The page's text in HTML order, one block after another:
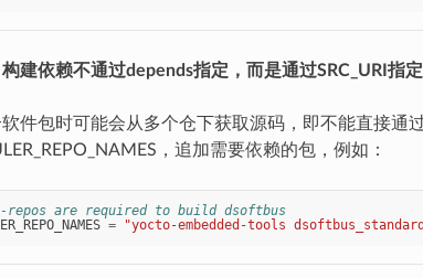
建依赖不通过depends指定，而是通过SRC_URI指定
件包时可能会从多个仓下获取源码，即不能直接通
，追加需要依赖的包，例如：
repos are required to build dsoftbus
= "yocto-embedded-tools